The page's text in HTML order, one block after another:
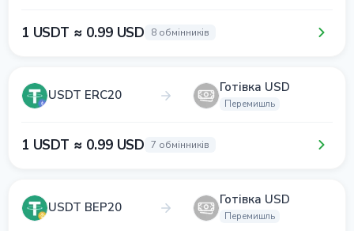
1 USDT ≈ 0.99 USD 8 обмінників
USDT ERC20 Готівка USD
Перемишль
1 USDT ≈ 0.99 USD 7 обмінників
USDT BEP20 Готівка USD
Перемишль